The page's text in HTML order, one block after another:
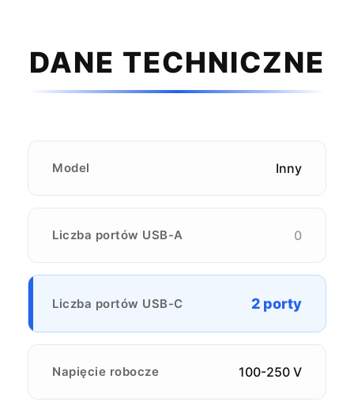
DANE TECHNICZNE
Model Inny
Liczba portów USB-A 0
Liczba portów USB-C 2 porty
Napięcie robocze 100-250 V